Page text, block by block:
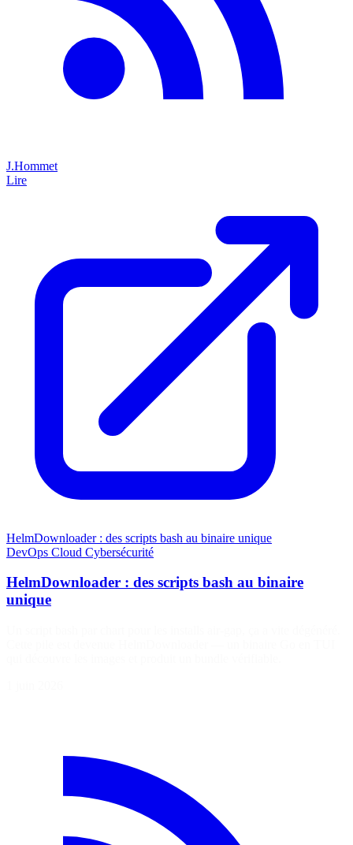
J.Hommet
Lire
HelmDownloader : des scripts bash au binaire unique
DevOps Cloud Cybersécurité
HelmDownloader : des scripts bash au binaire
unique